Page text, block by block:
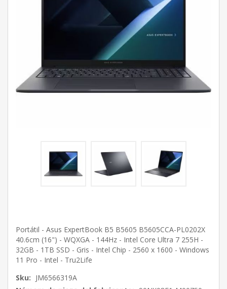
Portátil - Asus ExpertBook B5 B5605 B5605CCA-PL0202X
40.6cm (16") - WQXGA - 144Hz - Intel Core Ultra 7 255H -
32GB - 1TB SSD - Gris - Intel Chip - 2560 x 1600 - Windows
11 Pro - Intel - Tru2Life
Sku: JM6566319A